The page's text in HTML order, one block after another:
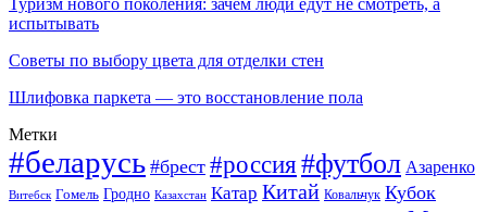
испытывать
Советы по выбору цвета для отделки стен
Шлифовка паркета — это восстановление пола
Метки
#беларусь #брест #россия#футбол Азаренко
Витебск Гомель Гродно Казахстан Катар Китай Ковальчук Кубок